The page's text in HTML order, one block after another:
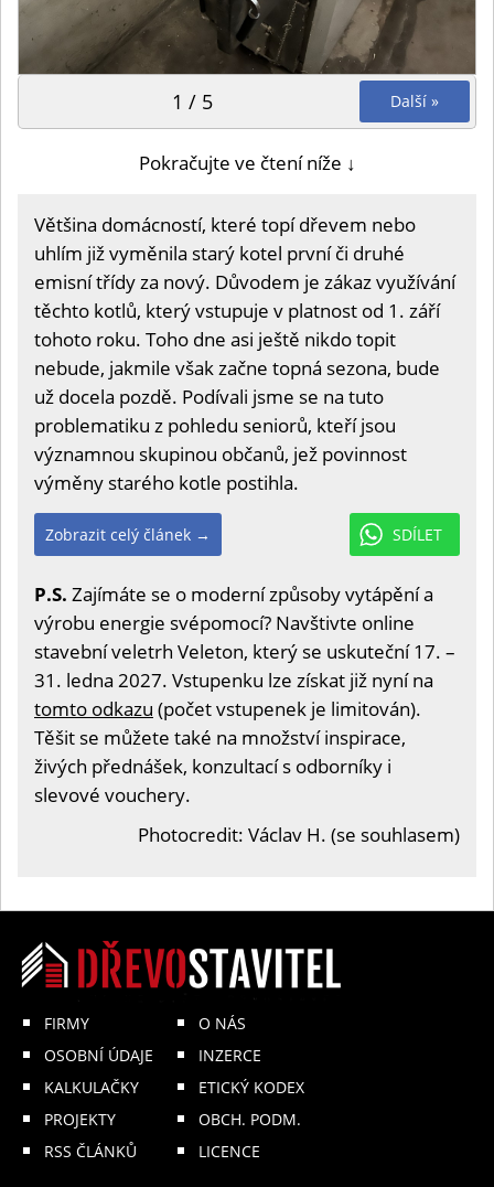
Další »
1 / 5
Pokračujte ve čtení níže ↓
Většina domácností, které topí dřevem nebo
uhlím již vyměnila starý kotel první či druhé
emisní třídy za nový. Důvodem je zákaz využívání
těchto kotlů, který vstupuje v platnost od 1. září
tohoto roku. Toho dne asi ještě nikdo topit
nebude, jakmile však začne topná sezona, bude
už docela pozdě. Podívali jsme se na tuto
problematiku z pohledu seniorů, kteří jsou
významnou skupinou občanů, jež povinnost
výměny starého kotle postihla.
SDÍLET
Zobrazit celý článek →
P.S. Zajímáte se o moderní způsoby vytápění a
výrobu energie svépomocí? Navštivte online
stavební veletrh Veleton, který se uskuteční 17. –
31. ledna 2027. Vstupenku lze získat již nyní na
tomto odkazu (počet vstupenek je limitován).
Těšit se můžete také na množství inspirace,
živých přednášek, konzultací s odborníky i
slevové vouchery.
Photocredit: Václav H. (se souhlasem)
FIRMY
OSOBNÍ ÚDAJE
KALKULAČKY
PROJEKTY
RSS ČLÁNKŮ
O NÁS
INZERCE
ETICKÝ KODEX
OBCH. PODM.
LICENCE